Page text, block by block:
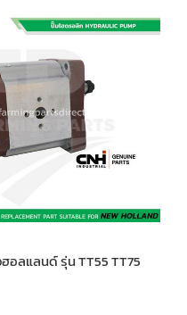
อลแลนด์ รุ่น TT55 TT75